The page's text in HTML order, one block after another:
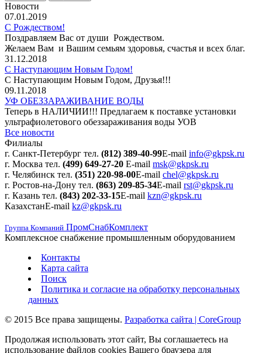
Новости
07.01.2019
С Рождеством!
Поздравляем Вас от души Рождеством.
Желаем Вам и Вашим семьям здоровья, счастья и всех благ.
31.12.2018
С Наступающим Новым Годом!
С Наступающим Новым Годом, Друзья!!!
09.11.2018
УФ ОБЕЗЗАРАЖИВАНИЕ ВОДЫ
Теперь в НАЛИЧИИ!!! Предлагаем к поставке установки
ультрафиолетового обеззараживания воды УОВ
Все новости
Филиалы
г. Санкт-Петербург тел. (812) 389-40-99E-mail info@gkpsk.ru
г. Москва тел. (499) 649-27-20 E-mail msk@gkpsk.ru
г. Челябинск тел. (351) 220-98-00E-mail chel@gkpsk.ru
г. Ростов-на-Дону тел. (863) 209-85-34E-mail rst@gkpsk.ru
г. Казань тел. (843) 202-33-15E-mail kzn@gkpsk.ru
КазахстанE-mail kz@gkpsk.ru
Группа Компаний ПромСнабКомплект
Комплексное снабжение промышленным оборудованием
Контакты
Карта сайта
Поиск
Политика и согласие на обработку персональных
данных
© 2015 Все права защищены. Разработка сайта | CoreGroup
Продолжая использовать этот сайт, Вы соглашаетесь на
использование файлов cookies Вашего браузера для